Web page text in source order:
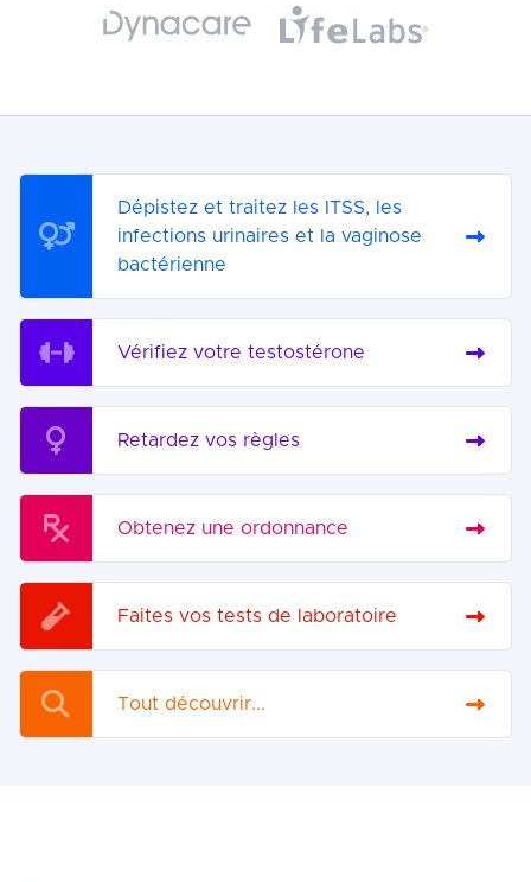
Dépistez et traitez les ITSS, les
infections urinaires et la vaginose
bactérienne
Vérifiez votre testostérone
Retardez vos règles
Obtenez une ordonnance
Faites vos tests de laboratoire
Tout découvrir...